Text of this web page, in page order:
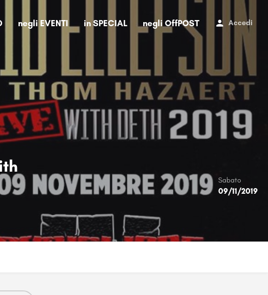
negli EVENTI in SPECIAL negli OffPOST Accedi
Sabato
09/11/2019